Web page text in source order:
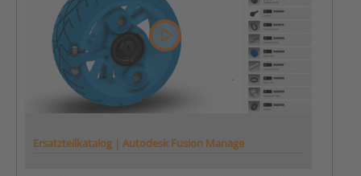
Ersatzteilkatalog | Autodesk Fusion Manage